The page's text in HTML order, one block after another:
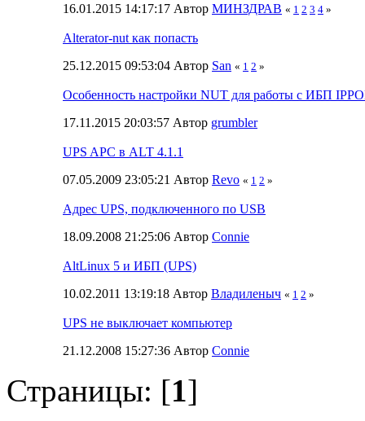
16.01.2015 14:17:17 Автор МИНЗДРАВ « 1 2 3 4 »
Alterator-nut как попасть
25.12.2015 09:53:04 Автор San « 1 2 »
Особенность настройки NUT для работы с ИБП
17.11.2015 20:03:57 Автор grumbler
UPS APC в ALT 4.1.1
07.05.2009 23:05:21 Автор Revo « 1 2 »
Адрес UPS, подключенного по USB
18.09.2008 21:25:06 Автор Connie
AltLinux 5 и ИБП (UPS)
10.02.2011 13:19:18 Автор Владиленыч « 1 2 »
UPS не выключает компьютер
21.12.2008 15:27:36 Автор Connie
Страницы: [1]